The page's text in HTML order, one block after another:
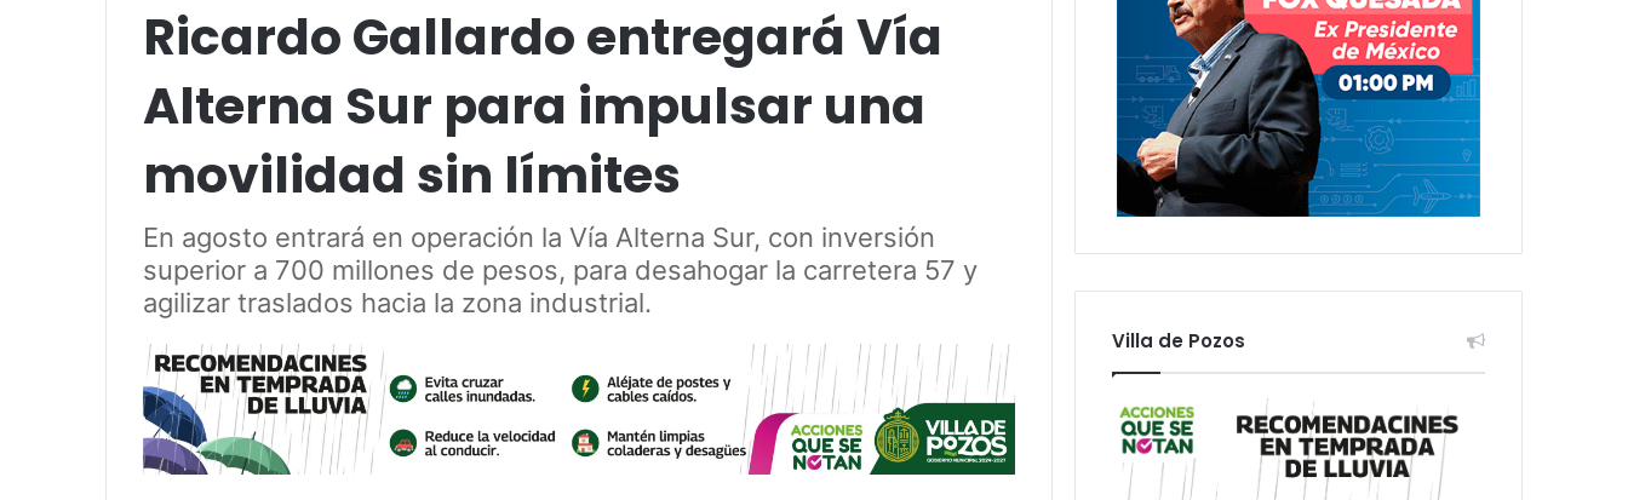
Ricardo Gallardo entregará Vía
Alterna Sur para impulsar una
movilidad sin límites
En agosto entrará en operación la Vía Alterna Sur, con inversión
superior a 700 millones de pesos, para desahogar la carretera 57 y
agilizar traslados hacia la zona industrial.
Villa de Pozos